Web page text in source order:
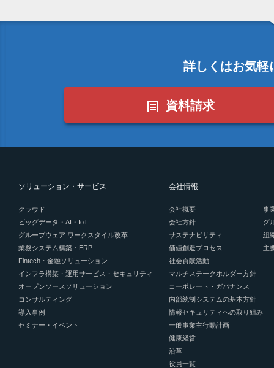
詳しくはお気軽
資料請求
ソリューション・サービス
クラウド
ビッグデータ・AI・IoT
グループウェア ワークスタイル改革
業務システム構築・ERP
Fintech・金融ソリューション
インフラ構築・運用サービス・セキュリティ
オープンソースソリューション
コンサルティング
導入事例
セミナー・イベント
会社情報
会社概要
会社方針
サステナビリティ
価値創造プロセス
社会貢献活動
マルチステークホルダー方針
コーポレート・ガバナンス
内部統制システムの基本方針
情報セキュリティへの取り組み
一般事業主行動計画
健康経営
沿革
役員一覧
事
グ
組
主